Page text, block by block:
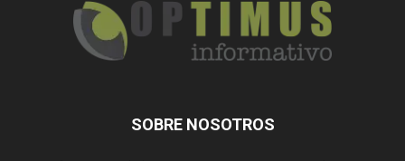
SOBRE NOSOTROS